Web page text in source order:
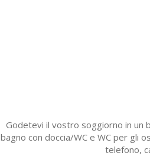
Godetevi il vostro soggiorno in un
bagno con doccia/WC e WC per gli
telefono,